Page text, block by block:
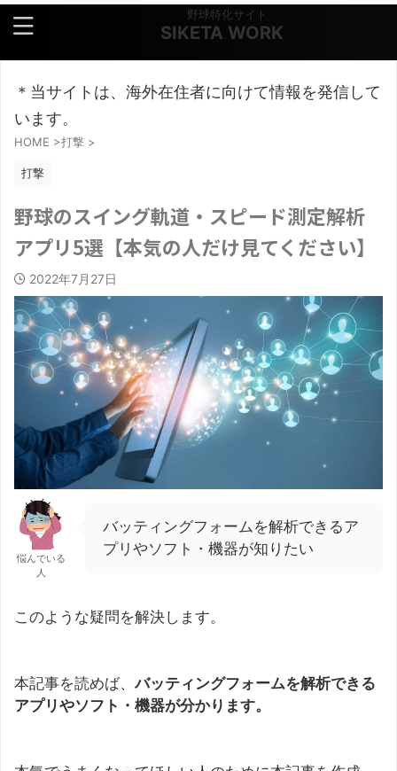
野球特化サイト
SIKETA WORK
＊当サイトは、海外在住者に向けて情報を発信して
います。
HOME >打撃 >
打撃
野球のスイング軌道・スピード測定解析
アプリ5選【本気の人だけ見てください】
2022年7月27日
悩んでいる
人
バッティングフォームを解析できるア
プリやソフト・機器が知りたい
このような疑問を解決します。
本記事を読めば、バッティングフォームを解析できる
アプリやソフト・機器が分かります。